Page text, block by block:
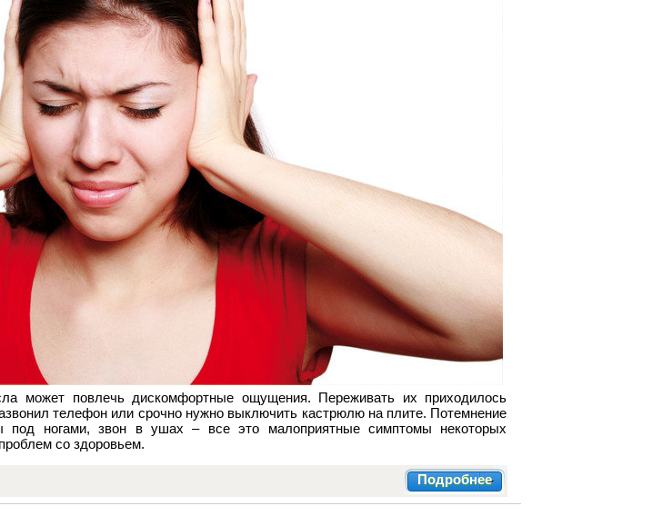
может повлечь дискомфортные ощущения. Переживать их приходилось
телефон или срочно нужно выключить кастрюлю на плите. Потемнение
под ногами, звон в ушах – все это малоприятные симптомы некоторых
со здоровьем.
Подробнее